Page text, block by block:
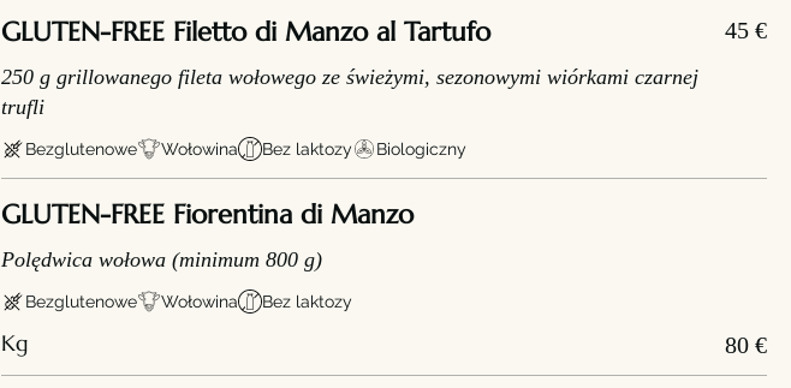
GLUTEN-FREE Filetto di Manzo al Tartufo
250 g grillowanego fileta wołowego ze świeżymi, sezonowymi wiórkami czarnej
trufli
45 €
Bezglutenowe Wołowina Bez laktozy Biologiczny
GLUTEN-FREE Fiorentina di Manzo
Polędwica wołowa (minimum 800 g)
Kg 80 €
Bezglutenowe Wołowina Bez laktozy